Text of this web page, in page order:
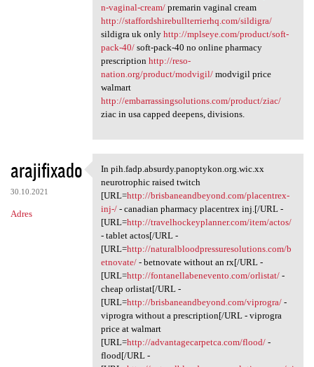
n-vaginal-cream/premarin vaginal cream
http://staffordshirebullterrierhq.com/sildigra/
sildigra uk only http://mplseye.com/product/soft-
pack-40/soft-pack-40 no online pharmacy
prescription http://reso-
nation.org/product/modvigil/modvigil price
walmart
http://embarrassingsolutions.com/product/ziac/
ziac in usa capped deepens, divisions.
arajifixado
30.10.2021
Adres
In pih.fadp.absurdy
In pih.fadp.absurdy.panoptykon.org.wic.xx
neurotrophic raised twitch
[URL=http://brisbaneandbeyond.com/placentrex-
inj-/- canadian pharmacy placentrex inj.[/URL -
[URL=http://travelhockeyplanner.com/item/actos/
- tablet actos[/URL -
[URL=http://naturalbloodpressuresolutions.com/b
etnovate/- betnovate without an rx[/URL -
[URL=http://fontanellabenevento.com/orlistat/-
cheap orlistat[/URL -
[URL=http://brisbaneandbeyond.com/viprogra/-
viprogra without a prescription[/URL - viprogra
price at walmart
[URL=http://advantagecarpetca.com/flood/-
flood[/URL -